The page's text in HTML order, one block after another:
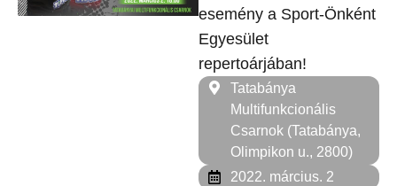
esemény a Sport-Önként
Egyesület
repertoárjában!
Tatabánya
Multifunkcionális
Csarnok (Tatabánya,
Olimpikon u., 2800)
2022. március. 2